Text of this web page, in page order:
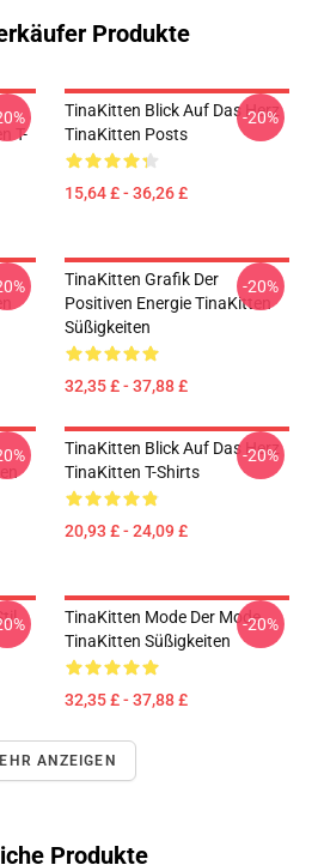
Produkte
T-
TinaKitten Blick Auf Das Herz
TinaKitten Posts
15,64 £ - 36,26 £
-20%
TinaKitten Grafik Der
Positiven Energie TinaKitten
Süßigkeiten
32,35 £ - 37,88 £
-20%
TinaKitten Blick Auf Das Herz
TinaKitten T-Shirts
20,93 £ - 24,09 £
-20%
TinaKitten Mode Der Mode
TinaKitten Süßigkeiten
32,35 £ - 37,88 £
-20%
ANZEIGEN
Produkte